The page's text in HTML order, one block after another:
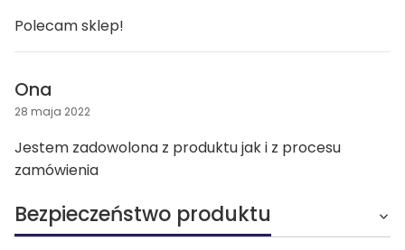
Polecam sklep!
Ona
28 maja 2022
Jestem zadowolona z produktu jak i z procesu
zamówienia
Bezpieczeństwo produktu